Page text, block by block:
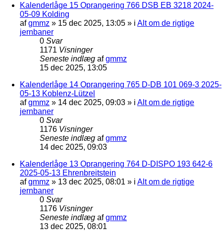
Kalenderlåge 15 Oprangering 766 DSB EB 3218 2024-
05-09 Kolding
afgmmz » 15 dec 2025, 13:05 » i Alt om de rigtige
jernbaner
0 Svar
1171 Visninger
Seneste indlæg afgmmz
15 dec 2025, 13:05
Kalenderlåge 14 Oprangering 765 D-DB 101 069-3 2025-
05-13 Koblenz-Lützel
afgmmz » 14 dec 2025, 09:03 » i Alt om de rigtige
jernbaner
0 Svar
1176 Visninger
Seneste indlæg afgmmz
14 dec 2025, 09:03
Kalenderlåge 13 Oprangering 764 D-DISPO 193 642-6
2025-05-13 Ehrenbreitstein
afgmmz » 13 dec 2025, 08:01 » i Alt om de rigtige
jernbaner
0 Svar
1176 Visninger
Seneste indlæg afgmmz
13 dec 2025, 08:01